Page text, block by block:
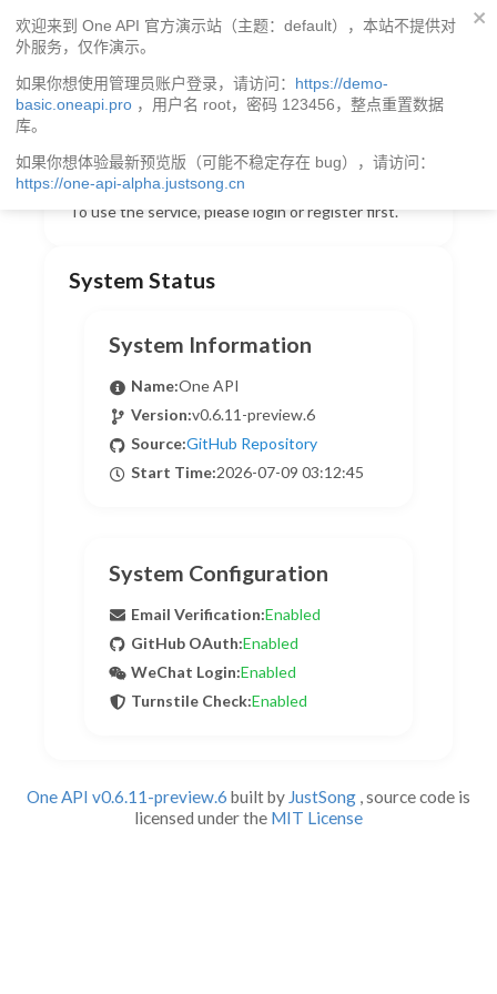
One API
Welcome to One API
system that helps you better manage and use LLM
APIs from various providers.
To use the service, please login or register first.
System Status
System Information
Name:One API
Version:v0.6.11-preview.6
Source:GitHub Repository
Start Time:2026-07-09 03:12:45
System Configuration
Email Verification:Enabled
GitHub OAuth:Enabled
WeChat Login:Enabled
Turnstile Check:Enabled
欢迎来到 One API 官方演示站（主题：default），本站不提供对
外服务，仅作演示。
如果你想使用管理员账户登录，请访问： https://demo-
basic.oneapi.pro ，用户名 root，密码 123456，整点重置数据
库。
如果你想体验最新预览版（可能不稳定存在 bug），请访问：
https://one-api-alpha.justsong.cn
One API v0.6.11-preview.6 built by JustSong , source code is
licensed under the MIT License